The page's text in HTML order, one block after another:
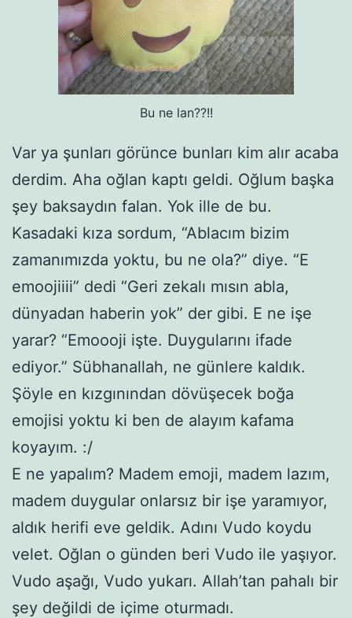
Bu ne lan??!!
Var ya şunları görünce bunları kim alır acaba
derdim. Aha oğlan kaptı geldi. Oğlum başka
şey baksaydın falan. Yok ille de bu.
Kasadaki kıza sordum, “Ablacım bizim
zamanımızda yoktu, bu ne ola?” diye. “E
emoojiiii” dedi “Geri zekalı mısın abla,
dünyadan haberin yok” der gibi. E ne işe
yarar? “Emoooji işte. Duygularını ifade
ediyor.” Sübhanallah, ne günlere kaldık.
Şöyle en kızgınından dövüşecek boğa
emojisi yoktu ki ben de alayım kafama
koyayım. :/
E ne yapalım? Madem emoji, madem lazım,
madem duygular onlarsız bir işe yaramıyor,
aldık herifi eve geldik. Adını Vudo koydu
velet. Oğlan o günden beri Vudo ile yaşıyor.
Vudo aşağı, Vudo yukarı. Allah’tan pahalı bir
şey değildi de içime oturmadı.